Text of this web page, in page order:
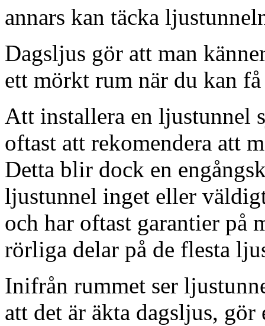
annars kan täcka
Dagsljus gör att man
ett mörkt rum när du kan
Att installera en ljustunnel
oftast att rekomendera att
Detta blir dock en
ljustunnel inget eller
och har oftast garantier på
rörliga delar på de flesta
Inifrån rummet ser
att det är äkta dagsljus,